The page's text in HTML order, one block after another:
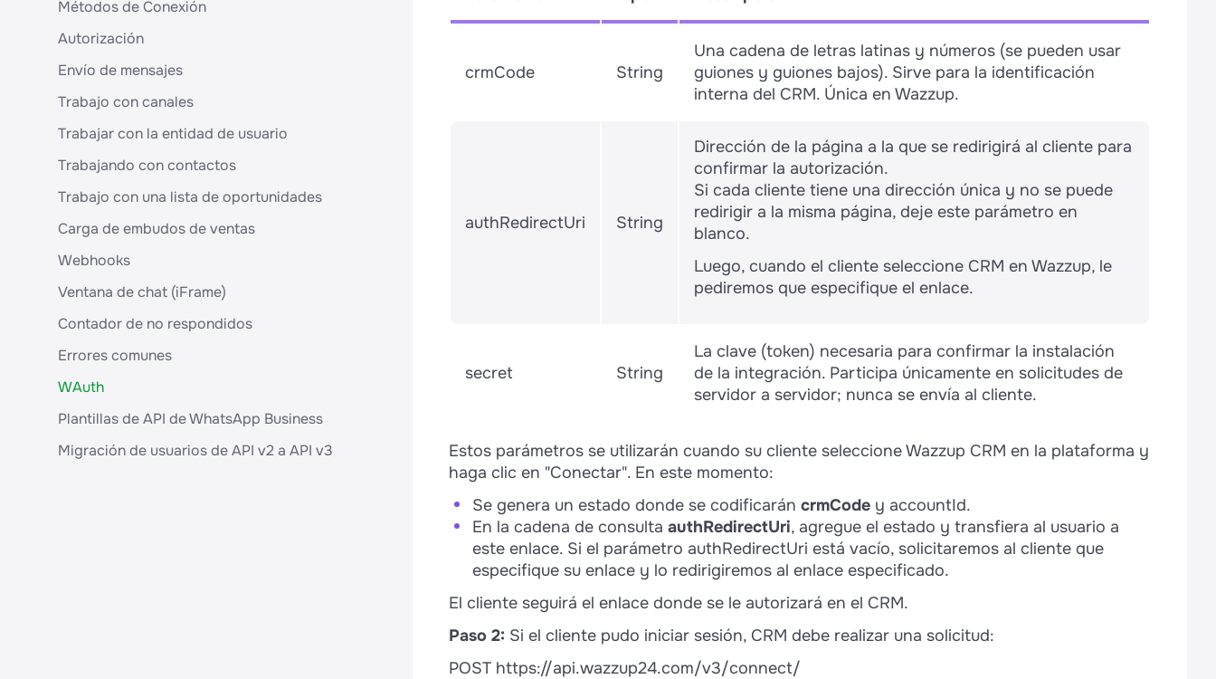
Respuestas automáticas
Cómo funciona el bloqueo de contactos
Cómo añadir una plantilla WABA
¿Qué es el Read Rate en WABA y cómo
mantener una buena puntuación?
Categorías de plantillas WABA
Por qué la plantilla se ve diferente en los chats
Mostrar el nombre de la empresa en lugar del
Bloqueo de plantillas WABA: por qué se
produce y cómo evitarlo
Contas bloqueadas no WABA: causas e
MMLite: cómo evitar las prohibiciones de spam
de WABA
Métodos de Conexión
Autorización
Envío de mensajes
Trabajo con canales
Trabajar con la entidad de usuario
Trabajando con contactos
Trabajo con una lista de oportunidades
Carga de embudos de ventas
Webhooks
Ventana de chat (iFrame)
Contador de no respondidos
Errores comunes
WAuth
Plantillas de API de WhatsApp Business
Migración de usuarios de API v2 a API v3
crmCode String
Una cadena de letras latinas y números (se pueden usar
guiones y guiones bajos). Sirve para la identificación
interna del CRM. Única en Wazzup.
authRedirectUri String
Dirección de la página a la que se redirigirá al cliente para
confirmar la autorización.
Si cada cliente tiene una dirección única y no se puede
redirigir a la misma página, deje este parámetro en
blanco.
Luego, cuando el cliente seleccione CRM en Wazzup, le
pediremos que especifique el enlace.
secret String
La clave (token) necesaria para confirmar la instalación
de la integración. Participa únicamente en solicitudes de
servidor a servidor; nunca se envía al cliente.
Estos parámetros se utilizarán cuando su cliente seleccione Wazzup CRM en la plataforma y
haga clic en "Conectar". En este momento:
Se genera un estado donde se codificarán crmCode y accountId.
En la cadena de consulta authRedirectUri, agregue el estado y transfiera al usuario a
este enlace. Si el parámetro authRedirectUri está vacío, solicitaremos al cliente que
especifique su enlace y lo redirigiremos al enlace especificado.
El cliente seguirá el enlace donde se le autorizará en el CRM.
Paso 2: Si el cliente pudo iniciar sesión, CRM debe realizar una solicitud:
POST https://api.wazzup24.com/v3/connect/